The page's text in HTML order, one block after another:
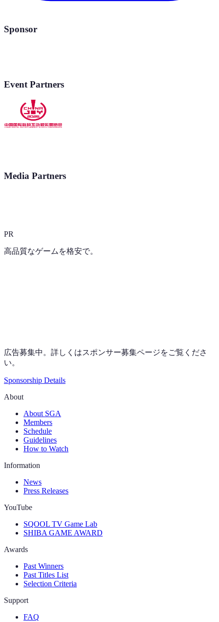
Sponsor
Event Partners
Media Partners
PR
高品質なゲームを格安で。
広告募集中。詳しくはスポンサー募集ページをご覧くださ
い。
Sponsorship Details
About
About SGA
Members
Schedule
Guidelines
How to Watch
Information
News
Press Releases
YouTube
SQOOL TV Game Lab
SHIBA GAME AWARD
Awards
Past Winners
Past Titles List
Selection Criteria
Support
FAQ